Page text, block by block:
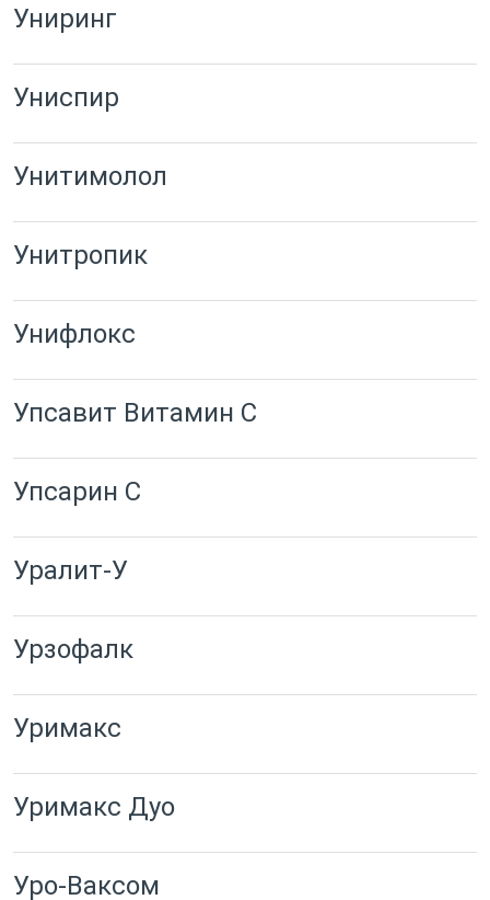
Униринг
Униспир
Унитимолол
Унитропик
Унифлокс
Упсавит Витамин C
Упсарин C
Уралит-У
Урзофалк
Уримакс
Уримакс Дуо
Уро-Ваксом